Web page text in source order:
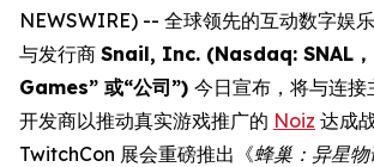
NEWSWIRE) -- 全球领先的互动数字娱
与发行商 Snail, Inc. (Nasdaq: SNAL，
Games” 或“公司”) 今日宣布，将与连接
开发商以推动真实游戏推广的 Noiz 达成
TwitchCon 展会重磅推出《蜂巢：异星物